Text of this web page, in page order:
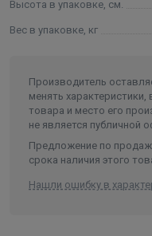
Высота в упаковке, см.
Вес в упаковке, кг
Производитель
менять
товара и место его
не является публичной
Предложение по
срока наличия этого
Нашли ошибку в